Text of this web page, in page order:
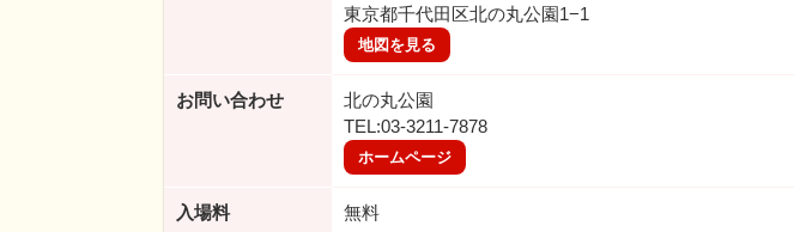
東京都千代田区北の丸公園1−1
地図を見る
お問い合わせ
北の丸公園
TEL:03-3211-7878
ホームページ
入場料 無料